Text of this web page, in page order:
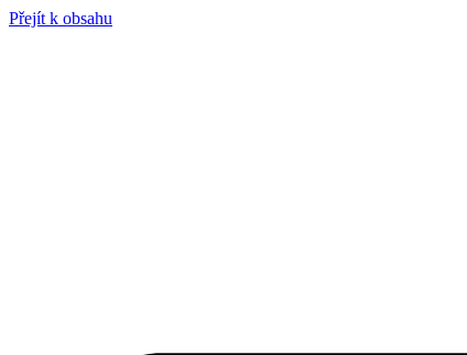
Přejít k obsahu